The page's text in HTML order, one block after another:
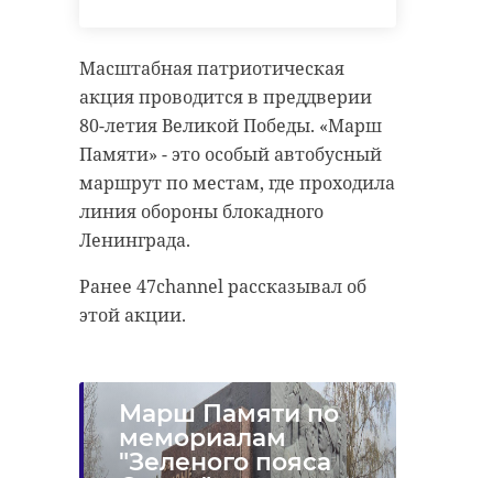
Масштабная патриотическая
акция проводится в преддверии
80-летия Великой Победы. «Марш
Памяти» - это особый автобусный
маршрут по местам, где проходила
линия обороны блокадного
Ленинграда.
Ранее 47channel рассказывал об
этой акции.
Марш Памяти по
мемориалам
"Зеленого пояса